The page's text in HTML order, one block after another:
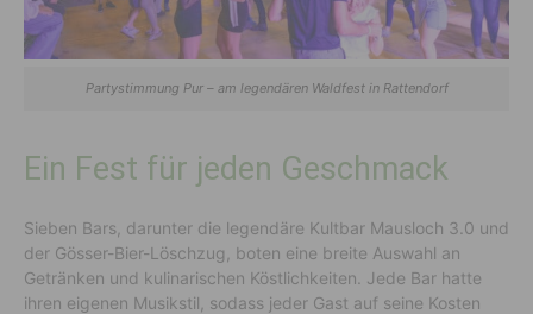
Partystimmung Pur – am legendären Waldfest in Rattendorf
Ein Fest für jeden Geschmack
Sieben Bars, darunter die legendäre Kultbar Mausloch 3.0 und
der Gösser-Bier-Löschzug, boten eine breite Auswahl an
Getränken und kulinarischen Köstlichkeiten. Jede Bar hatte
ihren eigenen Musikstil, sodass jeder Gast auf seine Kosten